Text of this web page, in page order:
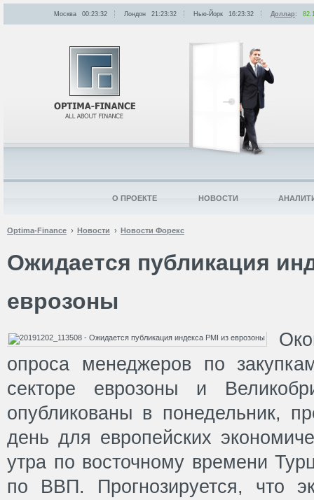
Optima-Finance Новости Новости Форекс
Ожидается публикация
еврозоны
опроса менеджеров по
секторе еврозоны и
опубликованы в понедельник,
день для европейских
утра по восточному времени
по ВВП. Прогнозируется, что
Москва 00:23:32 Лондон 21:23:32 Нью-Йорк 16:23:32 Доллар:
О ПРОЕКТЕ НОВОСТИ